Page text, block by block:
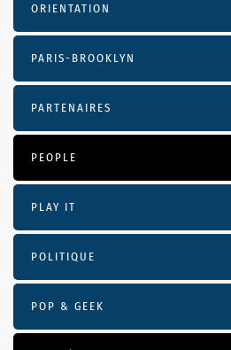
ORIENTATION
PARIS-BROOKLYN
PARTENAIRES
PEOPLE
PLAY IT
POLITIQUE
POP & GEEK